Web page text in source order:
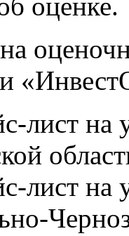
лист на
лист на